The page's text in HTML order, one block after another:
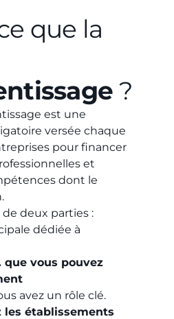
que la
?
est une
versée chaque
pour financer
et
dont le
deux parties :
dédiée à
vous pouvez
avez un rôle clé.
les établissements